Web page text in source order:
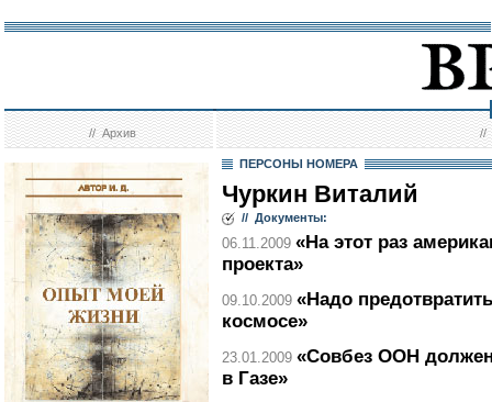
//Архив //
ПЕРСОНЫ НОМЕРА
Чуркин Виталий
// Документы:
06.11.2009 «На этот раз
проекта»
09.10.2009 «Надо
космосе»
23.01.2009 «Совбез ООН
в Газе»